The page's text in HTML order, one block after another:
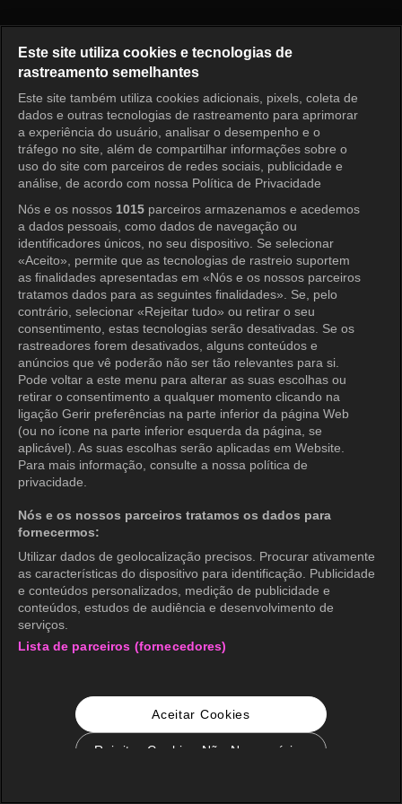
Entrar
Este site utiliza cookies e tecnologias de
rastreamento semelhantes
Este site também utiliza cookies adicionais, pixels, coleta de
dados e outras tecnologias de rastreamento para aprimorar
a experiência do usuário, analisar o desempenho e o
tráfego no site, além de compartilhar informações sobre o
uso do site com parceiros de redes sociais, publicidade e
análise, de acordo com nossa Política de Privacidade
Nós e os nossos 1015 parceiros armazenamos e acedemos
a dados pessoais, como dados de navegação ou
identificadores únicos, no seu dispositivo. Se selecionar
«Aceito», permite que as tecnologias de rastreio suportem
as finalidades apresentadas em «Nós e os nossos parceiros
tratamos dados para as seguintes finalidades». Se, pelo
contrário, selecionar «Rejeitar tudo» ou retirar o seu
consentimento, estas tecnologias serão desativadas. Se os
rastreadores forem desativados, alguns conteúdos e
anúncios que vê poderão não ser tão relevantes para si.
Pode voltar a este menu para alterar as suas escolhas ou
retirar o consentimento a qualquer momento clicando na
ligação Gerir preferências na parte inferior da página Web
(ou no ícone na parte inferior esquerda da página, se
aplicável). As suas escolhas serão aplicadas em Website.
Para mais informação, consulte a nossa política de
privacidade.
Nós e os nossos parceiros tratamos os dados para
fornecermos:
Utilizar dados de geolocalização precisos. Procurar ativamente
as características do dispositivo para identificação. Publicidade
e conteúdos personalizados, medição de publicidade e
conteúdos, estudos de audiência e desenvolvimento de
serviços.
Lista de parceiros (fornecedores)
Aceitar Cookies
Rejeitar Cookies Não Necessários